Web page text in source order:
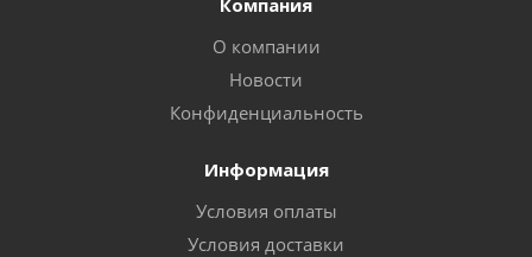
Компания
О компании
Новости
Конфиденциальность
Информация
Условия оплаты
Условия доставки